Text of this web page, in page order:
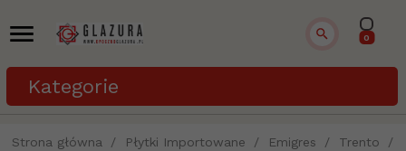
Kategorie
0
Strona główna Płytki Importowane Emigres Trento